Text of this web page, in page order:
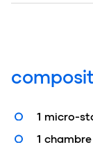
1 micro-
1